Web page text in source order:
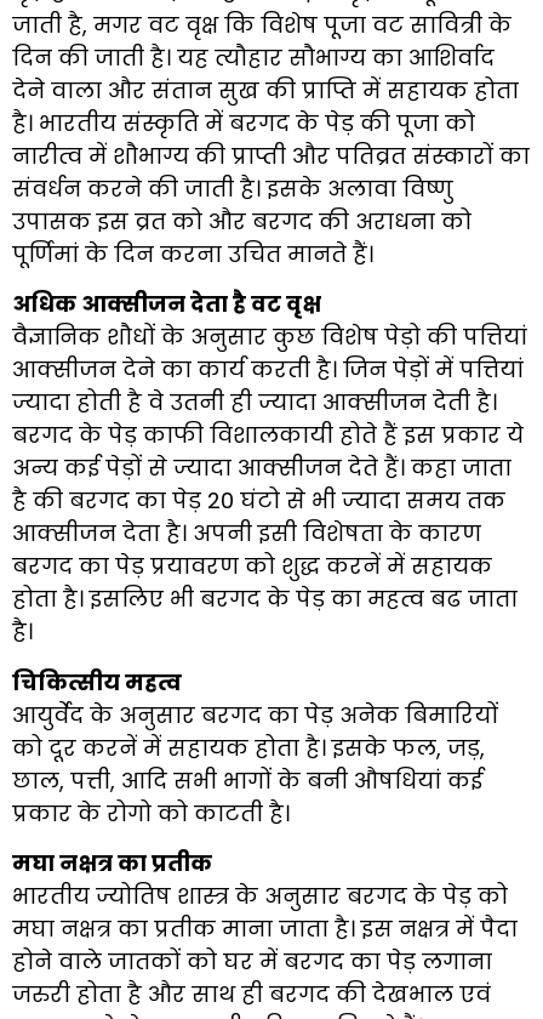
जाती है, मगर वट वृक्ष कि विशेष पूजा वट सावित्री के
दिन की जाती है। यह त्यौहार सौभाग्य का आशिर्वाद
देने वाला और संतान सुख की प्राप्ति में सहायक होता
है। भारतीय संस्कृति में बरगद के पेड़ की पूजा को
नारीत्व में शौभाग्य की प्राप्ती और पतिव्रत संस्कारों का
संवर्धन करने की जाती है। इसके अलावा विष्णु
उपासक इस व्रत को और बरगद की अराधना को
पूर्णिमां के दिन करना उचित मानते हैं।
अधिक आक्सीजन देता है वट वृक्ष
वैज्ञानिक शौधों के अनुसार कुछ विशेष पेड़ो की पत्तियां
आक्सीजन देने का कार्य करती है। जिन पेड़ों में पत्तियां
ज्यादा होती है वे उतनी ही ज्यादा आक्सीजन देती है।
बरगद के पेड़ काफी विशालकायी होते हैं इस प्रकार ये
अन्य कई पेड़ों से ज्यादा आक्सीजन देते हैं। कहा जाता
है की बरगद का पेड़ 20 घंटो से भी ज्यादा समय तक
आक्सीजन देता है। अपनी इसी विशेषता के कारण
बरगद का पेड़ प्रयावरण को शुद्ध करनें में सहायक
होता है। इसलिए भी बरगद के पेड़ का महत्व बढ जाता
है।
चिकित्सीय महत्व
आयुर्वेद के अनुसार बरगद का पेड़ अनेक बिमारियों
को दूर करनें में सहायक होता है। इसके फल, जड़,
छाल, पत्ती, आदि सभी भागों के बनी औषधियां कई
प्रकार के रोगो को काटती है।
मघा नक्षत्र का प्रतीक
भारतीय ज्योतिष शास्त्र के अनुसार बरगद के पेड़ को
मघा नक्षत्र का प्रतीक माना जाता है। इस नक्षत्र में पैदा
होने वाले जातकों को घर में बरगद का पेड़ लगाना
जरुरी होता है और साथ ही बरगद की देखभाल एवं